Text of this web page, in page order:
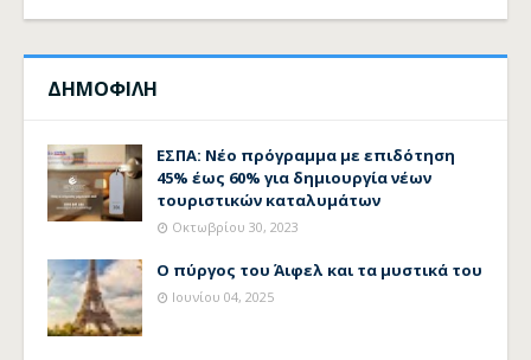
ΔΗΜΟΦΙΛΗ
ΕΣΠΑ: Νέο πρόγραμμα με επιδότηση
45% έως 60% για δημιουργία νέων
τουριστικών καταλυμάτων
Οκτωβρίου 30, 2023
Ο πύργος του Άιφελ και τα μυστικά του
Ιουνίου 04, 2025